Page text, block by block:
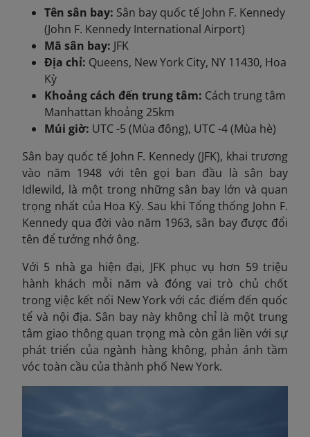
Tên sân bay: Sân bay quốc tế John F. Kennedy
(John F. Kennedy International Airport)
Mã sân bay: JFK
Địa chỉ: Queens, New York City, NY 11430, Hoa
Kỳ
Khoảng cách đến trung tâm: Cách trung tâm
Manhattan khoảng 25km
Múi giờ: UTC -5 (Mùa đông), UTC -4 (Mùa hè)
Sân bay quốc tế John F. Kennedy (JFK), khai trương
vào năm 1948 với tên gọi ban đầu là sân bay
Idlewild, là một trong những sân bay lớn và quan
trọng nhất của Hoa Kỳ. Sau khi Tổng thống John F.
Kennedy qua đời vào năm 1963, sân bay được đổi
tên để tưởng nhớ ông.
Với 5 nhà ga hiện đại, JFK phục vụ hơn 59 triệu
hành khách mỗi năm và đóng vai trò chủ chốt
trong việc kết nối New York với các điểm đến quốc
tế và nội địa. Sân bay này không chỉ là một trung
tâm giao thông quan trọng mà còn gắn liền với sự
phát triển của ngành hàng không, phản ánh tầm
vóc toàn cầu của thành phố New York.